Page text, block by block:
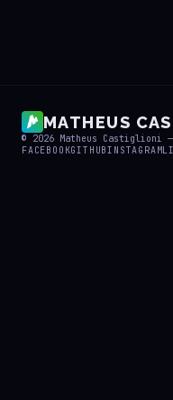
MATHEUS
© 2026 Matheus Castiglioni
FACEBOOKGITHUBINSTAGRAM